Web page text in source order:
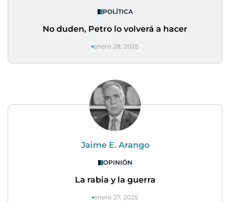
POLÍTICA
No duden, Petro lo volverá a hacer
enero 28, 2025
Jaime E. Arango
OPINIÓN
La rabia y la guerra
enero 27, 2025